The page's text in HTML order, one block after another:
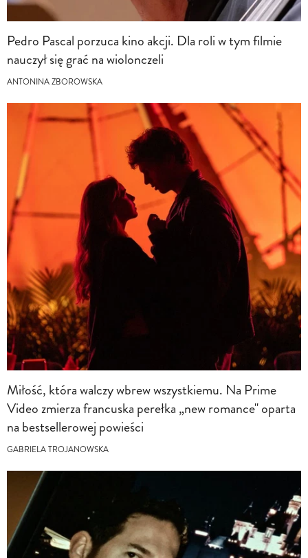
Pedro Pascal porzuca kino akcji. Dla roli w tym filmie
nauczył się grać na wiolonczeli
ANTONINA ZBOROWSKA
Miłość, która walczy wbrew wszystkiemu. Na Prime
Video zmierza francuska perełka „new romance" oparta
na bestsellerowej powieści
GABRIELA TROJANOWSKA